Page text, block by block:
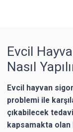
Evcil
Nasıl
Evcil hayvan
problemi ile
çıkabilecek tedavi
kapsamakta olan